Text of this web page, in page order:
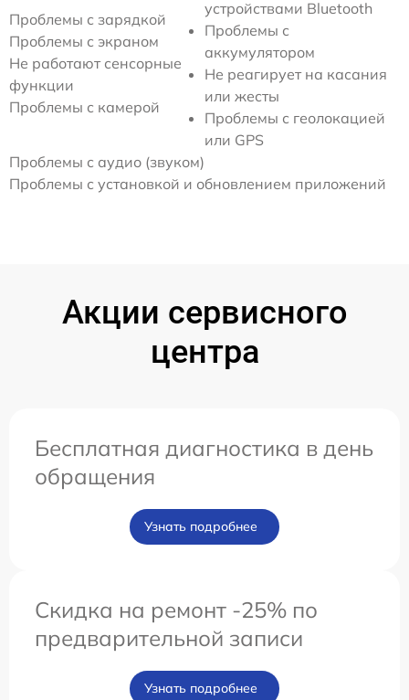
Проблемы с зарядкой
Проблемы с экраном
Не работают сенсорные
функции
Проблемы с камерой
устройствами Bluetooth
Проблемы с
аккумулятором
Не реагирует на касания
или жесты
Проблемы с геолокацией
или GPS
Проблемы с аудио (звуком)
Проблемы с установкой и обновлением приложений
Акции сервисного
центра
Бесплатная диагностика в день
обращения
Узнать подробнее
Скидка на ремонт -25% по
предварительной записи
Узнать подробнее